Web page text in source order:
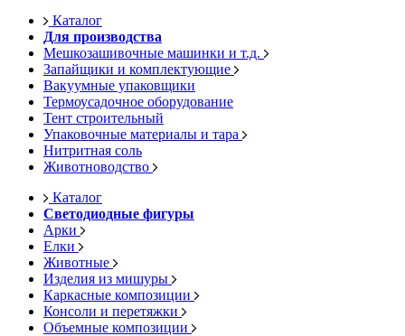
Каталог
Для производства
Мешкозашивочные машинки и т.д.
Запайщики и комплектующие
Вакуумные упаковщики
Термоусадочное оборудование
Тент строительный
Упаковочные материалы и тара
Нитритная соль
Животноводство
Каталог
Светодиодные фигуры
Арки
Елки
Животные
Изделия из мишуры
Каркасные композиции
Консоли и перетяжки
Объемные композиции